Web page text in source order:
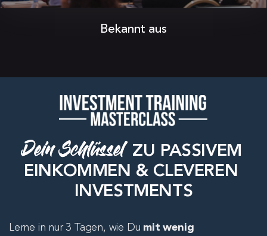
Bekannt aus
Dein Schlüssel ZU PASSIVEM
EINKOMMEN & CLEVEREN
INVESTMENTS
Lerne in nur 3 Tagen, wie Du mit wenig